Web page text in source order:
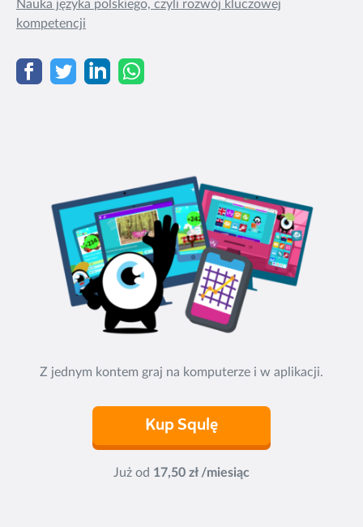
Nauka języka polskiego, czyli rozwój kluczowej
kompetencji
Z jednym kontem graj na komputerze i w aplikacji.
Kup Squlę
Już od 17,50 zł /miesiąc